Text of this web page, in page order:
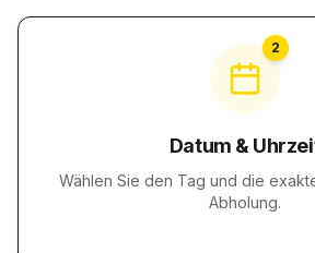
2
Datum &
Wählen Sie den Tag und die
Abholung.